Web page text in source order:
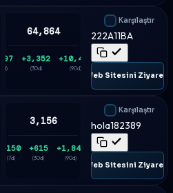
64,864
(7d)
+3,352
(30d)
+10,434
(90d)
Karşılaştır
222A11BA
🌐 Web Sitesini Ziyaret
3,156
+150
(7d)
+615
(30d)
+1,848
(90d)
Karşılaştır
hola182389
🌐 Web Sitesini Ziyaret